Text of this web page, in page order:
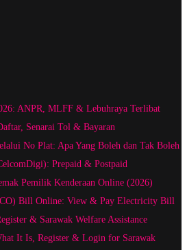
ANPR, MLFF & Lebuhraya Terlibat
Senarai Tol & Bayaran
No Plat: Apa Yang Boleh dan Tak Boleh
Prepaid & Postpaid
Pemilik Kenderaan Online (2026)
Bill Online: View & Pay Electricity Bill
& Sarawak Welfare Assistance
It Is, Register & Login for Sarawak